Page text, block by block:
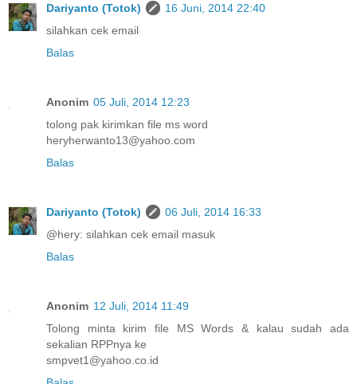
Dariyanto (Totok)
16 Juni, 2014 22:40
silahkan cek email
Balas
Anonim 05 Juli, 2014 12:23
tolong pak kirimkan file ms word
heryherwanto13@yahoo.com
Balas
Dariyanto (Totok)
06 Juli, 2014 16:33
@hery: silahkan cek email masuk
Balas
Anonim 12 Juli, 2014 11:49
Tolong minta kirim file MS Words & kalau sudah ada
sekalian RPPnya ke
smpvet1@yahoo.co.id